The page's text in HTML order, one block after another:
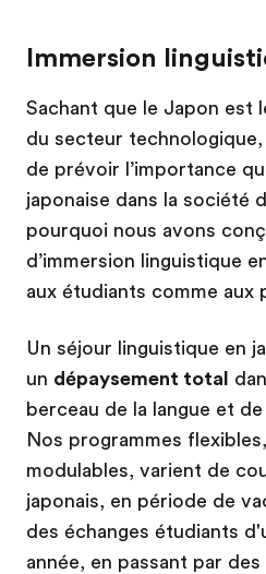
Immersion
Sachant que le Japon est
du secteur
de prévoir l’importance
japonaise dans la société
pourquoi nous avons
d’immersion linguistique
aux étudiants comme aux
Un séjour linguistique en
un dépaysement total
berceau de la langue et
Nos programmes
modulables, varient de
japonais, en période de
des échanges étudiants
année, en passant par